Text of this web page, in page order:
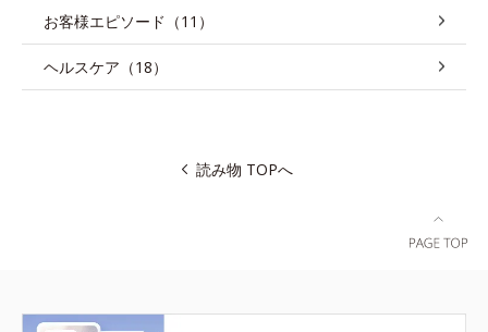
お客様エピソード（11）
ヘルスケア（18）
読み物 TOPへ